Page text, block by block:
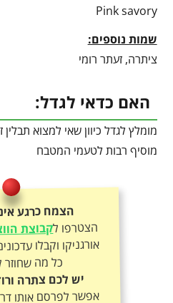
Pink savory
שמות נוספים:
ציתרה, זעתר רומי
האם כדאי לגדל:
מומלץ לגדל כיוון שאי למצוא תבלין
מוסיף רבות לטעמי המטבח
הצמח כרגע
הצטרפו לקבוצת
כל מה שחוזר
יש לכם צתרה
אפשר לפרסם אותו
קובעים את המחיר